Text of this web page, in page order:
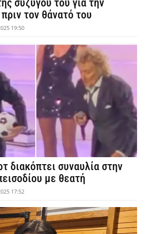
συζύγου του για την
τον θάνατό του
19:50
διακόπτει συναυλία στην
με θεατή
17:52